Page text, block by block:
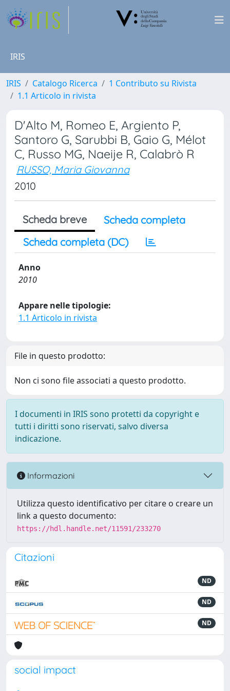
IRIS
IRIS Catalogo Ricerca
1 Contributo su Rivista
1.1 Articolo in rivista
D'Alto M, Romeo E, Argiento P,
Santoro G, Sarubbi B, Gaio G, Mélot
C, Russo MG, Naeije R, Calabrò R
RUSSO, Maria Giovanna
2010
Scheda breve
Scheda completa
Scheda completa (DC)
Anno
2010
Appare nelle tipologie:
1.1 Articolo in rivista
File in questo prodotto:
Non ci sono file associati a questo prodotto.
I documenti in IRIS sono protetti da copyright e
tutti i diritti sono riservati, salvo diversa
indicazione.
Informazioni
Utilizza questo identificativo per citare o creare un
link a questo documento:
https://hdl.handle.net/11591/233270
Citazioni
ND
ND
ND
social impact